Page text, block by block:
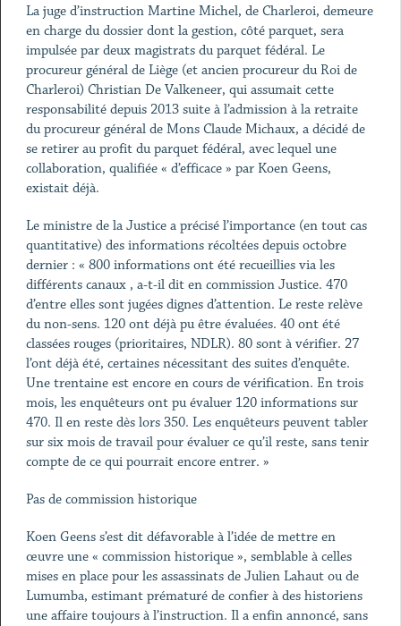
La juge d’instruction Martine Michel, de Charleroi, demeure
en charge du dossier dont la gestion, côté parquet, sera
impulsée par deux magistrats du parquet fédéral. Le
procureur général de Liège (et ancien procureur du Roi de
Charleroi) Christian De Valkeneer, qui assumait cette
responsabilité depuis 2013 suite à l’admission à la retraite
du procureur général de Mons Claude Michaux, a décidé de
se retirer au profit du parquet fédéral, avec lequel une
collaboration, qualifiée « d’efficace » par Koen Geens,
existait déjà.
Le ministre de la Justice a précisé l’importance (en tout cas
quantitative) des informations récoltées depuis octobre
dernier : « 800 informations ont été recueillies via les
différents canaux , a-t-il dit en commission Justice. 470
d’entre elles sont jugées dignes d’attention. Le reste relève
du non-sens. 120 ont déjà pu être évaluées. 40 ont été
classées rouges (prioritaires, NDLR). 80 sont à vérifier. 27
l’ont déjà été, certaines nécessitant des suites d’enquête.
Une trentaine est encore en cours de vérification. En trois
mois, les enquêteurs ont pu évaluer 120 informations sur
470. Il en reste dès lors 350. Les enquêteurs peuvent tabler
sur six mois de travail pour évaluer ce qu’il reste, sans tenir
compte de ce qui pourrait encore entrer. »
Pas de commission historique
Koen Geens s’est dit défavorable à l’idée de mettre en
œuvre une « commission historique », semblable à celles
mises en place pour les assassinats de Julien Lahaut ou de
Lumumba, estimant prématuré de confier à des historiens
une affaire toujours à l’instruction. Il a enfin annoncé, sans